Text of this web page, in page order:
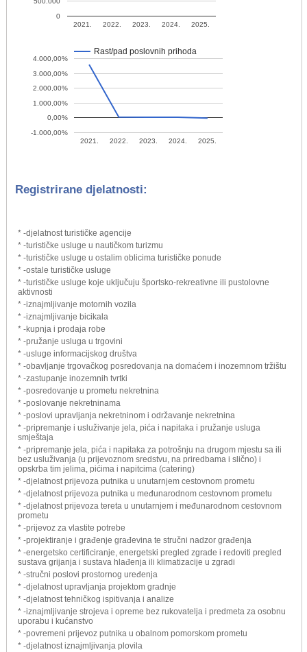
2021. 2022. 2023. 2024. 2025.
0
Rast/pad poslovnih prihoda
2021. 2022. 2023. 2024. 2025.
-1.000,00%
0,00%
1.000,00%
2.000,00%
3.000,00%
4.000,00%
Registrirane djelatnosti:
* -djelatnost turističke agencije
* -turističke usluge u nautičkom turizmu
* -turističke usluge u ostalim oblicima turističke ponude
* -ostale turističke usluge
* -turističke usluge koje uključuju športsko-rekreativne ili pustolovne
aktivnosti
* -iznajmljivanje motornih vozila
* -iznajmljivanje bicikala
* -kupnja i prodaja robe
* -pružanje usluga u trgovini
* -usluge informacijskog društva
* -obavljanje trgovačkog posredovanja na domaćem i inozemnom tržištu
* -zastupanje inozemnih tvrtki
* -posredovanje u prometu nekretnina
* -poslovanje nekretninama
* -poslovi upravljanja nekretninom i održavanje nekretnina
* -pripremanje i usluživanje jela, pića i napitaka i pružanje usluga
smještaja
* -pripremanje jela, pića i napitaka za potrošnju na drugom mjestu sa ili
bez usluživanja (u prijevoznom sredstvu, na priredbama i slično) i
opskrba tim jelima, pićima i napitcima (catering)
* -djelatnost prijevoza putnika u unutarnjem cestovnom prometu
* -djelatnost prijevoza putnika u međunarodnom cestovnom prometu
* -djelatnost prijevoza tereta u unutarnjem i međunarodnom cestovnom
prometu
* -prijevoz za vlastite potrebe
* -projektiranje i građenje građevina te stručni nadzor građenja
* -energetsko certificiranje, energetski pregled zgrade i redoviti pregled
sustava grijanja i sustava hlađenja ili klimatizacije u zgradi
* -stručni poslovi prostornog uređenja
* -djelatnost upravljanja projektom gradnje
* -djelatnost tehničkog ispitivanja i analize
* -iznajmljivanje strojeva i opreme bez rukovatelja i predmeta za osobnu
uporabu i kućanstvo
* -povremeni prijevoz putnika u obalnom pomorskom prometu
* -djelatnost iznajmljivanja plovila